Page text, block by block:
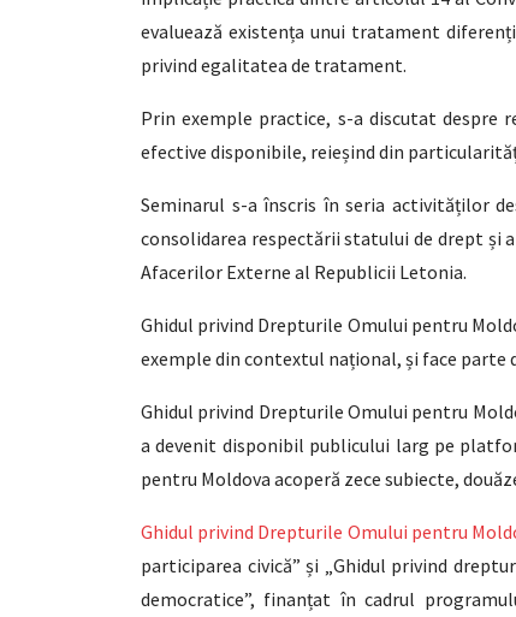
evaluează existența unui tratament
privind egalitatea de tratament.
Prin exemple practice, s-a discutat
efective disponibile, reieșind din
Seminarul s-a înscris în seria activităților
consolidarea respectării statului de drept și
Afacerilor Externe al Republicii Letonia.
Ghidul privind Drepturile Omului pentru
exemple din contextul național, și face
Ghidul privind Drepturile Omului pentru
a devenit disponibil publicului larg pe
pentru Moldova acoperă zece subiecte,
Ghidul privind Drepturile Omului pentru
participarea civică” și „Ghidul privind
democratice”, finanțat în cadrul